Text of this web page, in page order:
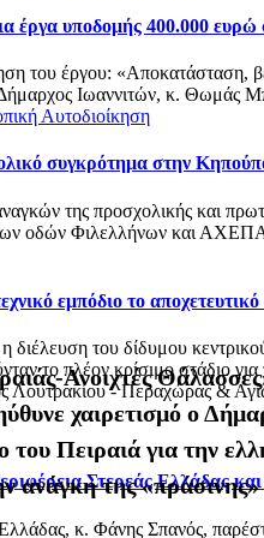
έργα υποδομής 400.000
του έργου:
Ιωαννιτών, κ. Θωμάς
Αυτοδιοίκηση
συγκρότημα στην
της προσχολικής και
οδών Φιλελλήνων και
εμπόδιο το
του δίδυμου
το πλέον κρίσιμο στάδιο
- Περαχώρας &
Στερεάς Ελλάδας
κ. Φάνης Σπανός,
Ανοιχτές
χαιρετισμό ο
Πειραιά για την
ανάγκη της